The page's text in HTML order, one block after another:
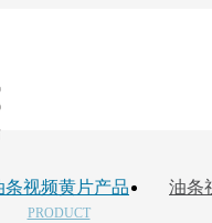
条视频黄片产品
PRODUCT
油条